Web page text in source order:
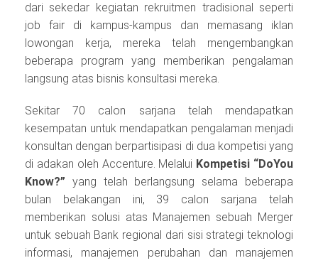
dari sekedar kegiatan rekruitmen tradisional seperti
job fair di kampus‐kampus dan memasang iklan
lowongan kerja, mereka telah mengembangkan
beberapa program yang memberikan pengalaman
langsung atas bisnis konsultasi mereka.
Sekitar 70 calon sarjana telah mendapatkan
kesempatan untuk mendapatkan pengalaman menjadi
konsultan dengan berpartisipasi di dua kompetisi yang
di adakan oleh Accenture. Melalui Kompetisi “DoYou
Know?” yang telah berlangsung selama beberapa
bulan belakangan ini, 39 calon sarjana telah
memberikan solusi atas Manajemen sebuah Merger
untuk sebuah Bank regional dari sisi strategi teknologi
informasi, manajemen perubahan dan manajemen